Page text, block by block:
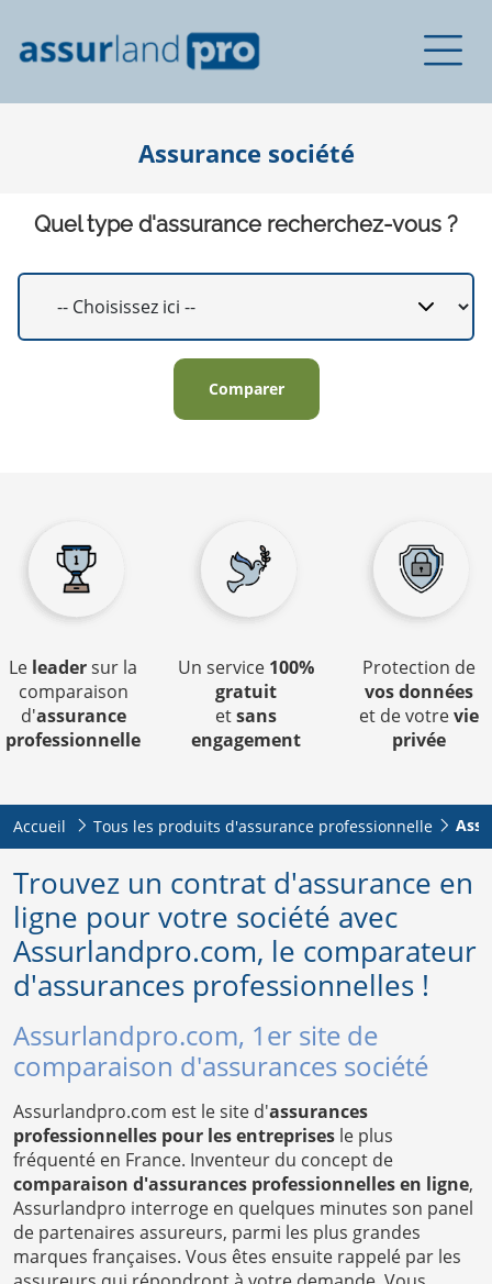
Assurance société
Quel type d'assurance recherchez-vous ?
Le leadersur la
comparaison
d'assurance
professionnelle
Un service 100%
gratuit
etsans
engagement
Protection de
vos données
et de votrevie
privée
Accueil Tous les produits d'assurance professionnelle
Trouvez un contrat d'assurance en
ligne pour votre société avec
Assurlandpro.com, le comparateur
d'assurances professionnelles !
Assurlandpro.com, 1er site de
comparaison d'assurances société
Assurlandpro.com est le site d'assurances
professionnelles pour les entreprises le plus
fréquenté en France. Inventeur du concept de
comparaison d'assurances professionnelles en ligne,
Assurlandpro interroge en quelques minutes son panel
de partenaires assureurs, parmi les plus grandes
marques françaises. Vous êtes ensuite rappelé par les